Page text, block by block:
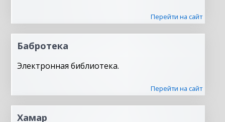
Перейти на сайт
Бабротека
Электронная библиотека.
Перейти на сайт
Хамар